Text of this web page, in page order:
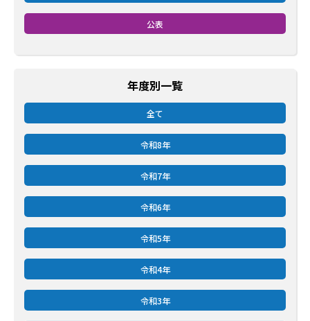
公表
年度別一覧
全て
令和8年
令和7年
令和6年
令和5年
令和4年
令和3年